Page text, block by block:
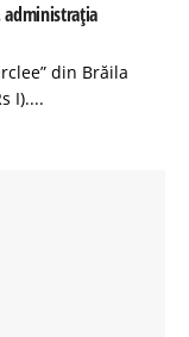
administrația
din Brăila
I)....